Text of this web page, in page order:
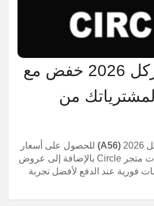
كود خصم سيركل 2026 خفض مع
من
(A56)
للحصول على أسعار
أقل 10% على كل منتجات متجر Circle بالإضافة إلى عروض
فورية عند الدفع لأفضل تجربة